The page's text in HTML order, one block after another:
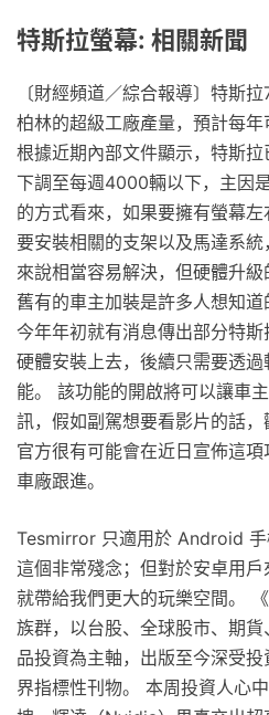
特斯拉螢幕: 相關新聞
〔財經頻道／綜合報導〕特斯
柏林的超級工廠產量，預計每
根據近期內部文件顯示，特斯
下調至每週4000輛以下，主因
的方式看來，如果要擁有螢幕
要安裝相關的支架以及馬達系
來說相當容易解決，但硬體升
舊有的車主加裝是許多人想知
今年年初就有消息傳出部分特
硬體安裝上去，後續只需要透
能。 該功能的開啟將可以讓車
訊，假如副駕想要看影片的話
官方很有可能會在近日宣佈這
車廠跟進。
Tesmirror 只適用於 Android 手
這個非常殘念；但對於安卓用戶
就帶給我們更大的玩樂空間。
族群，以台股、全球股市、期
品投資為主軸，出版至今深受
界指標性刊物。 本周投資人心